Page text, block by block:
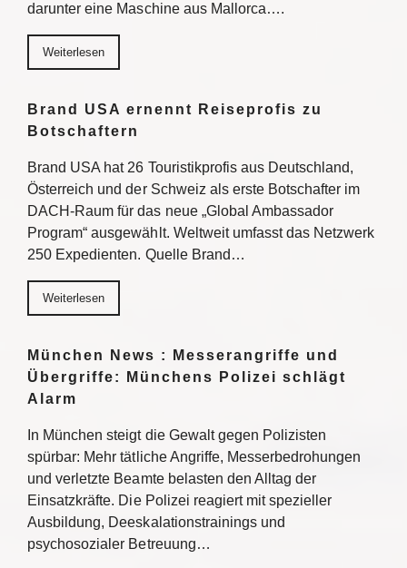
darunter eine Maschine aus Mallorca….
Weiterlesen
Brand USA ernennt Reiseprofis zu
Botschaftern
Brand USA hat 26 Touristikprofis aus Deutschland,
Österreich und der Schweiz als erste Botschafter im
DACH-Raum für das neue „Global Ambassador
Program“ ausgewählt. Weltweit umfasst das Netzwerk
250 Expedienten. Quelle Brand…
Weiterlesen
München News : Messerangriffe und
Übergriffe: Münchens Polizei schlägt
Alarm
In München steigt die Gewalt gegen Polizisten
spürbar: Mehr tätliche Angriffe, Messerbedrohungen
und verletzte Beamte belasten den Alltag der
Einsatzkräfte. Die Polizei reagiert mit spezieller
Ausbildung, Deeskalationstrainings und
psychosozialer Betreuung…